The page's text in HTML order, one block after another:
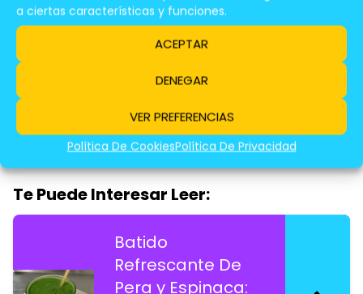
a ciertas características y funciones.
ACEPTAR
DENEGAR
VER PREFERENCIAS
Política De CookiesPolítica De Privacidad
Batido De Frutas
Tropicales: Un
Refrescante y
Saludable Para El
Verano
Te Puede Interesar Leer:
Batido
Refrescante De
Pera y Espinaca: